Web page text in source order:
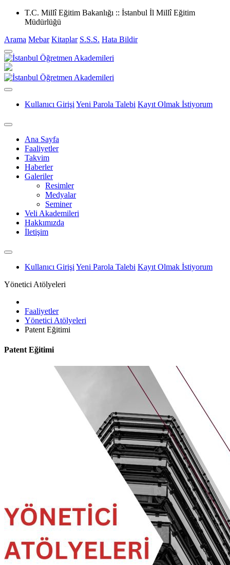
T.C. Millî Eğitim Bakanlığı :: İstanbul İl Millî Eğitim
Müdürlüğü
Arama Mebar Kitaplar S.S.S. Hata Bildir
Kullanıcı Girişi Yeni Parola Talebi Kayıt Olmak İstiyorum
Ana Sayfa
Faaliyetler
Takvim
Haberler
Galeriler
Resimler
Medyalar
Seminer
Veli Akademileri
Hakkımızda
İletişim
Kullanıcı Girişi Yeni Parola Talebi Kayıt Olmak İstiyorum
Yönetici Atölyeleri
Faaliyetler
Yönetici Atölyeleri
Patent Eğitimi
Patent Eğitimi